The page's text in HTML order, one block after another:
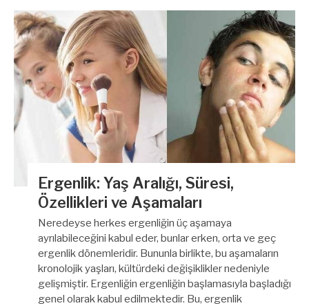
Ergenlik: Yaş Aralığı, Süresi,
Özellikleri ve Aşamaları
Neredeyse herkes ergenliğin üç aşamaya
ayrılabileceğini kabul eder, bunlar erken, orta ve geç
ergenlik dönemleridir. Bununla birlikte, bu aşamaların
kronolojik yaşları, kültürdeki değişiklikler nedeniyle
gelişmiştir. Ergenliğin ergenliğin başlamasıyla başladığı
genel olarak kabul edilmektedir. Bu, ergenlik